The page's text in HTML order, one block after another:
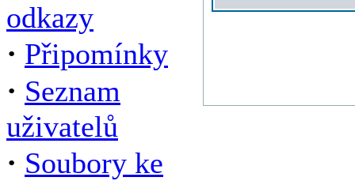
odkazy
· Připomínky
· Seznam
uživatelů
· Soubory ke